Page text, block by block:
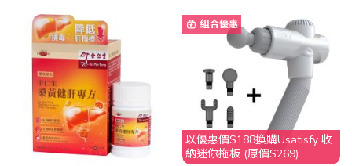
組合優惠
以優惠價$188換購Usatisfy 收
納迷你拖板 (原價$269)